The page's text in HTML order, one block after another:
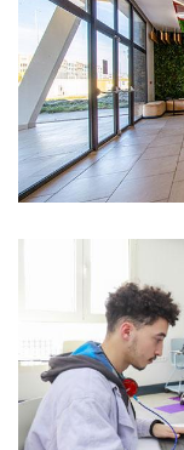
hostelería y
Incubadora